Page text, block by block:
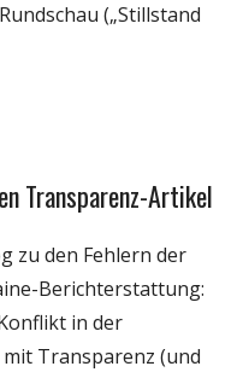
(„Stillstand
Transparenz-Artikel
zu den Fehlern der
Berichterstattung:
in der
Transparenz (und